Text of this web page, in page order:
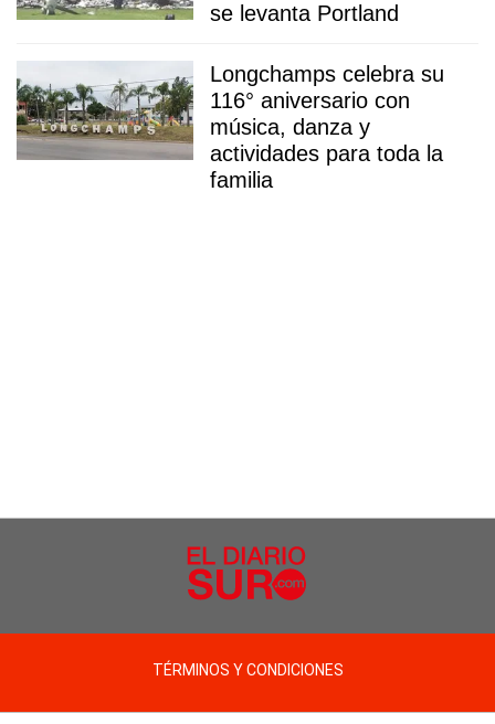
se levanta Portland
Longchamps celebra su
116° aniversario con
música, danza y
actividades para toda la
familia
TÉRMINOS Y CONDICIONES